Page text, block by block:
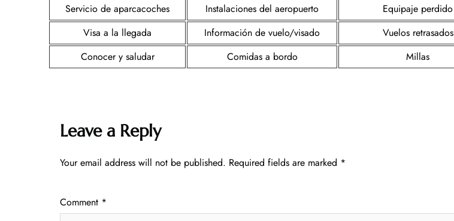
Servicio de aparcacoches
Instalaciones del aeropuerto
Equipaje perdido
Visa a la llegada
Información de vuelo/visado
Vuelos retrasados
Conocer y saludar
Comidas a bordo Millas
Leave a Reply
Your email address will not be published. Required fields are marked *
Comment *